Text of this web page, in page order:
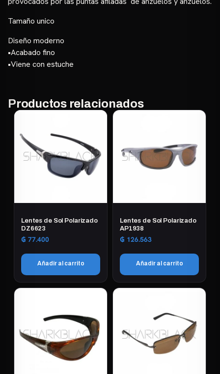
Tamaño unico
Diseño moderno
•Acabado fino
•Viene con estuche
Productos relacionados
Lentes de Sol Polarizado
DZ6623
₲ 77.400
Añadir al carrito
Lentes de Sol Polarizado
AP1938
₲ 126.563
Añadir al carrito